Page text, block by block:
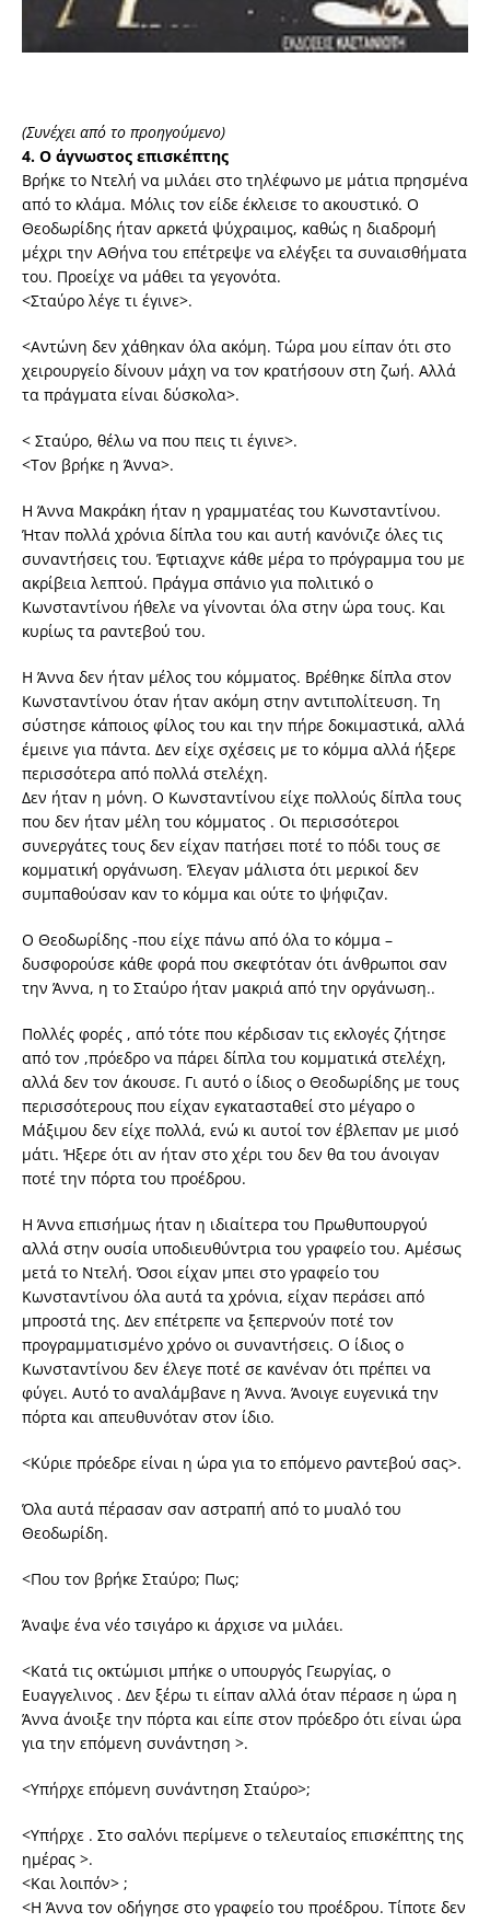
(Συνέχει από το προηγούμενο)
4. Ο άγνωστος επισκέπτης
Βρήκε το Ντελή να μιλάει στο τηλέφωνο με μάτια πρησμένα
από το κλάμα. Μόλις τον είδε έκλεισε το ακουστικό. Ο
Θεοδωρίδης ήταν αρκετά ψύχραιμος, καθώς η διαδρομή
μέχρι την ΑΘήνα του επέτρεψε να ελέγξει τα συναισθήματα
του. Προείχε να μάθει τα γεγονότα.
<Σταύρο λέγε τι έγινε>.
<Αντώνη δεν χάθηκαν όλα ακόμη. Τώρα μου είπαν ότι στο
χειρουργείο δίνουν μάχη να τον κρατήσουν στη ζωή. Αλλά
τα πράγματα είναι δύσκολα>.
< Σταύρο, θέλω να που πεις τι έγινε>.
<Τον βρήκε η Άννα>.
H Άννα Μακράκη ήταν η γραμματέας του Κωνσταντίνου.
Ήταν πολλά χρόνια δίπλα του και αυτή κανόνιζε όλες τις
συναντήσεις του. Έφτιαχνε κάθε μέρα το πρόγραμμα του με
ακρίβεια λεπτού. Πράγμα σπάνιο για πολιτικό ο
Κωνσταντίνου ήθελε να γίνονται όλα στην ώρα τους. Και
κυρίως τα ραντεβού του.
Η Άννα δεν ήταν μέλος του κόμματος. Βρέθηκε δίπλα στον
Κωνσταντίνου όταν ήταν ακόμη στην αντιπολίτευση. Τη
σύστησε κάποιος φίλος του και την πήρε δοκιμαστικά, αλλά
έμεινε για πάντα. Δεν είχε σχέσεις με το κόμμα αλλά ήξερε
περισσότερα από πολλά στελέχη.
Δεν ήταν η μόνη. Ο Κωνσταντίνου είχε πολλούς δίπλα τους
που δεν ήταν μέλη του κόμματος . Οι περισσότεροι
συνεργάτες τους δεν είχαν πατήσει ποτέ το πόδι τους σε
κομματική οργάνωση. Έλεγαν μάλιστα ότι μερικοί δεν
συμπαθούσαν καν το κόμμα και ούτε το ψήφιζαν.
Ο Θεοδωρίδης -που είχε πάνω από όλα το κόμμα –
δυσφορούσε κάθε φορά που σκεφτόταν ότι άνθρωποι σαν
την Άννα, η το Σταύρο ήταν μακριά από την οργάνωση..
Πολλές φορές , από τότε που κέρδισαν τις εκλογές ζήτησε
από τον ,πρόεδρο να πάρει δίπλα του κομματικά στελέχη,
αλλά δεν τον άκουσε. Γι αυτό ο ίδιος ο Θεοδωρίδης με τους
περισσότερους που είχαν εγκατασταθεί στο μέγαρο ο
Μάξιμου δεν είχε πολλά, ενώ κι αυτοί τον έβλεπαν με μισό
μάτι. Ήξερε ότι αν ήταν στο χέρι του δεν θα του άνοιγαν
ποτέ την πόρτα του προέδρου.
Η Άννα επισήμως ήταν η ιδιαίτερα του Πρωθυπουργού
αλλά στην ουσία υποδιευθύντρια του γραφείο του. Αμέσως
μετά το Ντελή. Όσοι είχαν μπει στο γραφείο του
Κωνσταντίνου όλα αυτά τα χρόνια, είχαν περάσει από
μπροστά της. Δεν επέτρεπε να ξεπερνούν ποτέ τον
προγραμματισμένο χρόνο οι συναντήσεις. Ο ίδιος ο
Κωνσταντίνου δεν έλεγε ποτέ σε κανέναν ότι πρέπει να
φύγει. Αυτό το αναλάμβανε η Άννα. Άνοιγε ευγενικά την
πόρτα και απευθυνόταν στον ίδιο.
<Κύριε πρόεδρε είναι η ώρα για το επόμενο ραντεβού σας>.
Όλα αυτά πέρασαν σαν αστραπή από το μυαλό του
Θεοδωρίδη.
<Που τον βρήκε Σταύρο; Πως;
Άναψε ένα νέο τσιγάρο κι άρχισε να μιλάει.
<Κατά τις οκτώμισι μπήκε ο υπουργός Γεωργίας, ο
Ευαγγελινος . Δεν ξέρω τι είπαν αλλά όταν πέρασε η ώρα η
Άννα άνοιξε την πόρτα και είπε στον πρόεδρο ότι είναι ώρα
για την επόμενη συνάντηση >.
<Υπήρχε επόμενη συνάντηση Σταύρο>;
<Υπήρχε . Στο σαλόνι περίμενε ο τελευταίος επισκέπτης της
ημέρας >.
<Και λοιπόν> ;
<Η Άννα τον οδήγησε στο γραφείο του προέδρου. Τίποτε δεν